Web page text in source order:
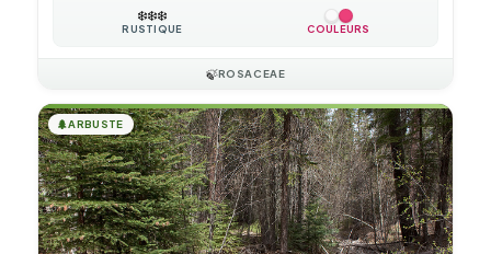
❄️❄️❄️
RUSTIQUE COULEURS
🍃ROSACEAE
🌲ARBUSTE